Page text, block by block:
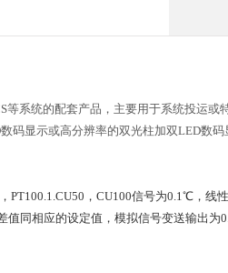
等系统的配套产品，主要用于系统投运
码显示或高分辨率的双光柱加双LED数
，CU100信号为0.1℃，线
同相应的设定值，模拟信号变送输出为